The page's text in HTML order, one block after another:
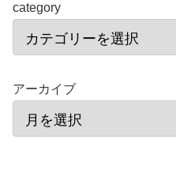
category
アーカイブ